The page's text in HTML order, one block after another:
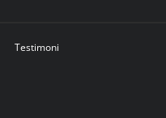
Testimoni